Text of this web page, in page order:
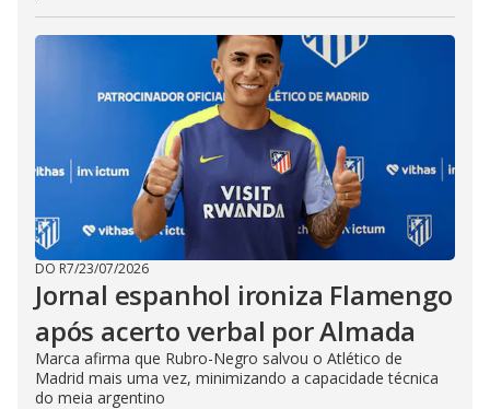
DO R7/23/07/2026
Jornal espanhol ironiza Flamengo
após acerto verbal por Almada
Marca afirma que Rubro-Negro salvou o Atlético de
Madrid mais uma vez, minimizando a capacidade técnica
do meia argentino